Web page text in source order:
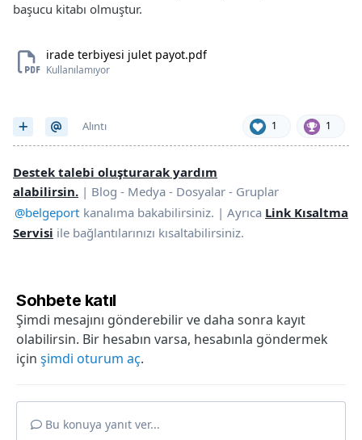
başucu kitabı olmuştur.
irade terbiyesi julet payot.pdf
Kullanılamıyor
1 1
Alıntı
Destek talebi oluşturarak yardım
alabilirsin. | Blog - Medya - Dosyalar - Gruplar
@belgeport kanalıma bakabilirsiniz. | Ayrıca Link Kısaltma
Servisi ile bağlantılarınızı kısaltabilirsiniz.
Sohbete katıl
Şimdi mesajını gönderebilir ve daha sonra kayıt
olabilirsin. Bir hesabın varsa, hesabınla göndermek
için şimdi oturum aç.
Bu konuya yanıt ver...